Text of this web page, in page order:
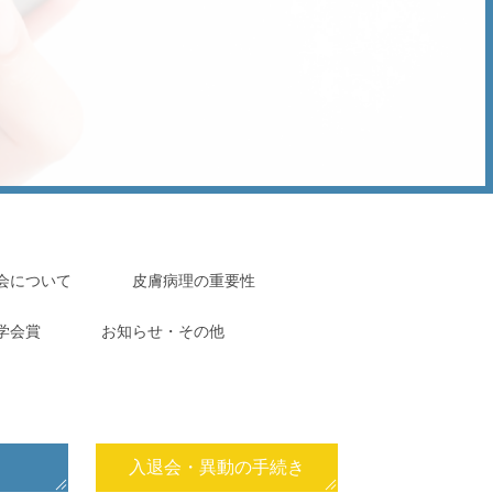
について ⽪膚病理の重要性
会賞 お知らせ・その他
入退会・異動の手続き